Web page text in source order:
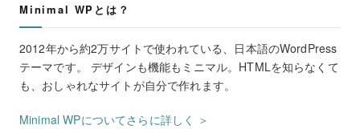
Minimal WPとは？
2012年から約2万サイトで使われている、日本語のWordPress
テーマです。 デザインも機能もミニマル。HTMLを知らなくて
も、おしゃれなサイトが自分で作れます。
Minimal WPについてさらに詳しく ＞